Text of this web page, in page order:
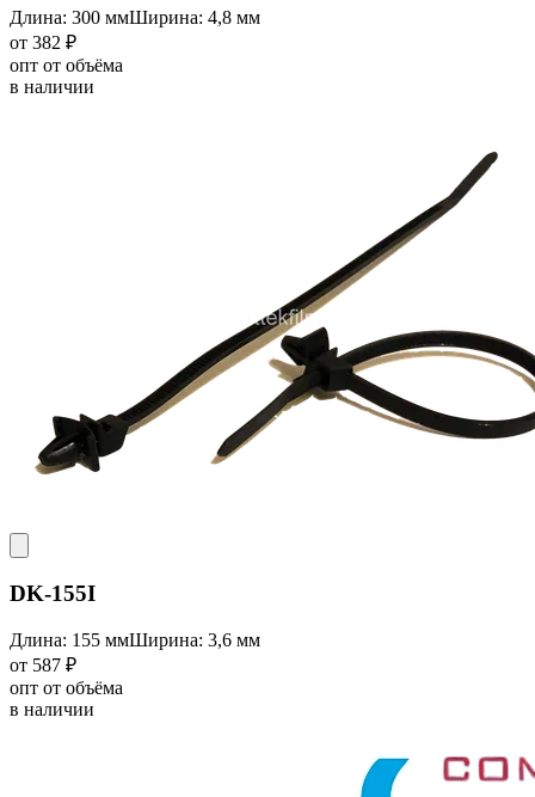
Длина: 300 ммШирина: 4,8 мм
от 382 ₽
опт от объёма
в наличии
DK-155I
Длина: 155 ммШирина: 3,6 мм
от 587 ₽
опт от объёма
в наличии